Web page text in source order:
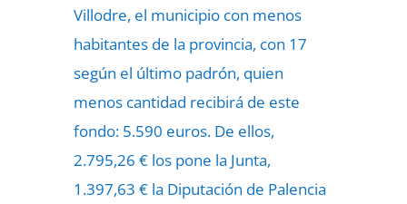
Villodre, el municipio con menos
habitantes de la provincia, con 17
según el último padrón, quien
menos cantidad recibirá de este
fondo: 5.590 euros. De ellos,
2.795,26 € los pone la Junta,
1.397,63 € la Diputación de Palencia